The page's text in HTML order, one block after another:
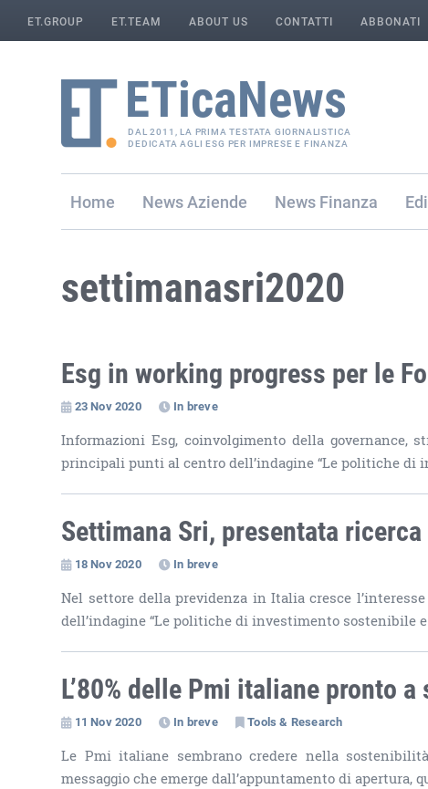
ET.GROUP ET.TEAM ABOUT US CONTATTI ABBONATI
DAL 2011, LA PRIMA TESTATA GIORNALISTICA
DEDICATA AGLI ESG PER IMPRESE E FINANZA
Home Aziende Finanza
settimanasri2020
Esg in working progress per le
23 Nov 2020 In breve
Informazioni Esg, coinvolgimento della
principali punti al centro dell’indagine “Le politiche di
Settimana Sri, presentata
18 Nov 2020 In breve
Nel settore della previdenza in Italia cresce
dell’indagine “Le politiche di investimento sostenibile
L’80% delle Pmi italiane pronto
11 Nov 2020 In breve Tools & Research
Le Pmi italiane sembrano credere nella
messaggio che emerge dall’appuntamento di apertura,